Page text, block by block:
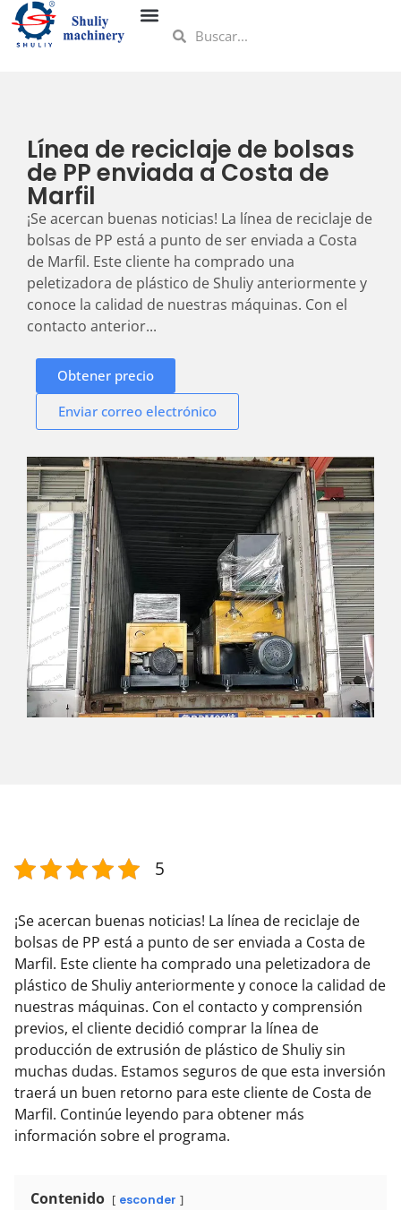
Línea de reciclaje de bolsas
de PP enviada a Costa de
Marfil
¡Se acercan buenas noticias! La línea de reciclaje de
bolsas de PP está a punto de ser enviada a Costa
de Marfil. Este cliente ha comprado una
peletizadora de plástico de Shuliy anteriormente y
conoce la calidad de nuestras máquinas. Con el
contacto anterior...
Obtener precio
Enviar correo electrónico
5
¡Se acercan buenas noticias! La línea de reciclaje de
bolsas de PP está a punto de ser enviada a Costa de
Marfil. Este cliente ha comprado una peletizadora de
plástico de Shuliy anteriormente y conoce la calidad de
nuestras máquinas. Con el contacto y comprensión
previos, el cliente decidió comprar la línea de
producción de extrusión de plástico de Shuliy sin
muchas dudas. Estamos seguros de que esta inversión
traerá un buen retorno para este cliente de Costa de
Marfil. Continúe leyendo para obtener más
información sobre el programa.
Contenido esconder